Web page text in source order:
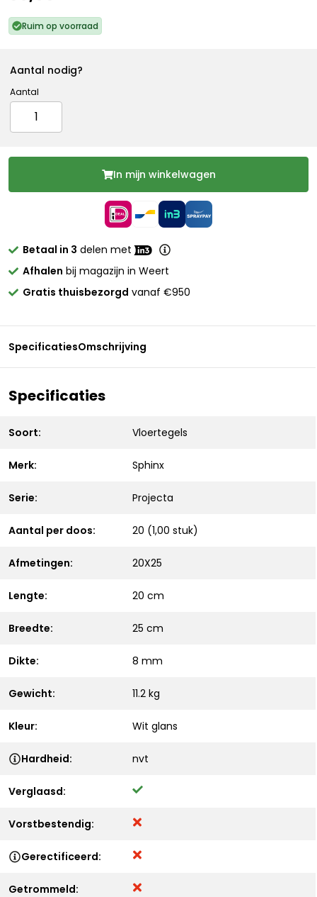
Ruim op voorraad
Aantal nodig?
Aantal
In mijn winkelwagen
Betaal in 3 delen met
Afhalen bij magazijn in Weert
Gratis thuisbezorgd vanaf €950
SpecificatiesOmschrijving
Specificaties
Soort: Vloertegels
Merk: Sphinx
Serie: Projecta
Aantal per doos: 20 (1,00 stuk)
Afmetingen: 20X25
Lengte: 20 cm
Breedte: 25 cm
Dikte: 8 mm
Gewicht: 11.2 kg
Kleur: Wit glans
Hardheid: nvt
Verglaasd:
Vorstbestendig:
Gerectificeerd:
Getrommeld: